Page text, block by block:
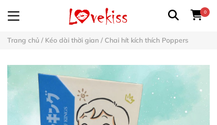
0
Trang chủ / Kéo dài thời gian / Chai hít kích thích Poppers